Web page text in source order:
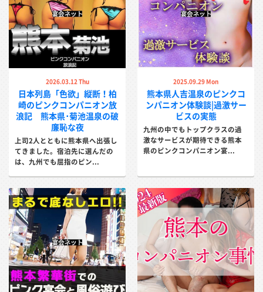
2026.03.12 Thu
日本列島「色欲」縦断！柏
崎のピンクコンパニオン放
浪記 熊本県･菊池温泉の破
廉恥な夜
上司2人とともに熊本県へ出張し
てきました。宿泊先に選んだの
は、九州でも屈指のピン...
2025.09.29 Mon
熊本県人吉温泉のピンクコ
ンパニオン体験談|過激サー
ビスの実態
九州の中でもトップクラスの過
激なサービスが期待できる熊本
県のピンクコンパニオン宴...